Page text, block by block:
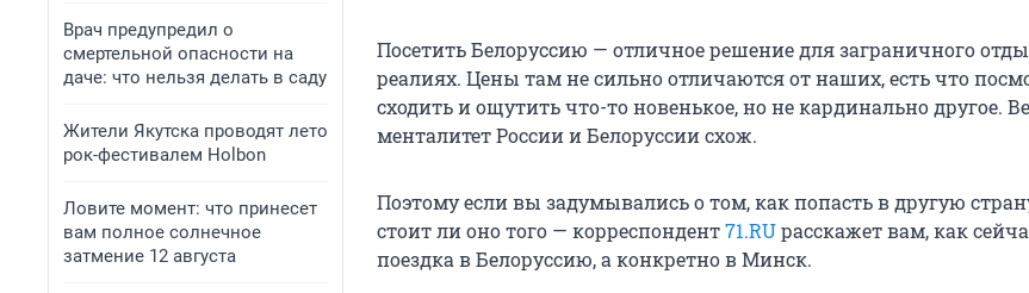
Врач предупредил о
смертельной опасности на
даче: что нельзя делать в саду
Жители Якутска проводят лето
рок-фестивалем Holbon
Ловите момент: что принесет
вам полное солнечное
затмение 12 августа
Посетить Белоруссию — отличное решение для заграничного
реалиях. Цены там не сильно отличаются от наших, есть что
сходить и ощутить что-то новенькое, но не кардинально другое.
менталитет России и Белоруссии схож.
Поэтому если вы задумывались о том, как попасть в другую
стоит ли оно того — корреспондент71.RUрасскажет вам, как
поездка в Белоруссию, а конкретно в Минск.